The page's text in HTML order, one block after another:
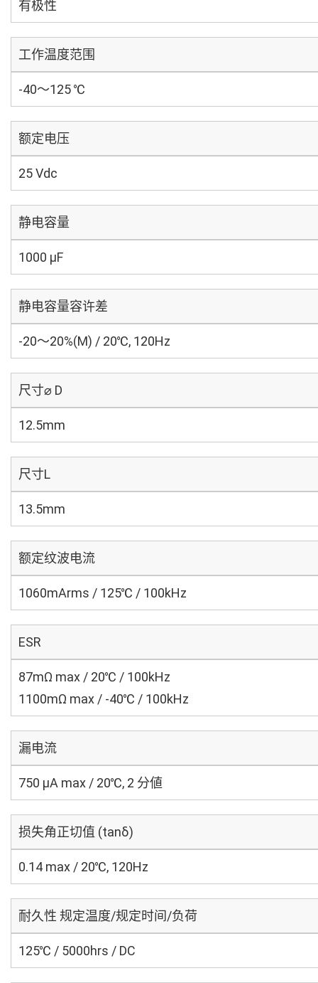
有极性
工作温度范围
-40～125 ℃
额定电压
25 Vdc
静电容量
1000 µF
静电容量容许差
-20～20%(M) / 20℃, 120Hz
尺寸⌀ D
12.5mm
尺寸L
13.5mm
额定纹波电流
1060mArms / 125℃ / 100kHz
ESR
87mΩ max / 20℃ / 100kHz
1100mΩ max / -40℃ / 100kHz
漏电流
750 μA max / 20℃, 2 分値
损失角正切值 (tanδ)
0.14 max / 20℃, 120Hz
耐久性 规定温度/规定时间/负荷
125℃ / 5000hrs / DC